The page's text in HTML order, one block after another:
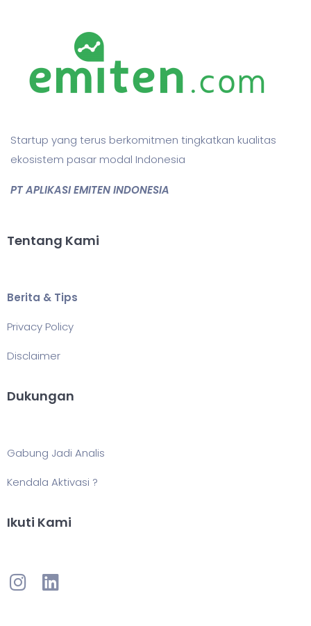
Startup yang terus berkomitmen tingkatkan kualitas
ekosistem pasar modal Indonesia
PT APLIKASI EMITEN INDONESIA
Tentang Kami
Berita & Tips
Privacy Policy
Disclaimer
Dukungan
Gabung Jadi Analis
Kendala Aktivasi ?
Ikuti Kami